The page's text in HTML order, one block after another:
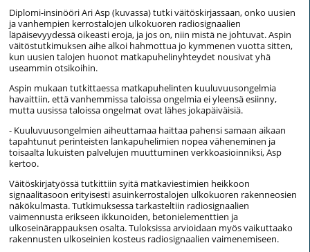
Diplomi-insinööri Ari Asp (kuvassa) tutki väitöskirjassaan, onko uusien
ja vanhempien kerrostalojen ulkokuoren radiosignaalien
läpäisevyydessä oikeasti eroja, ja jos on, niin mistä ne johtuvat. Aspin
väitöstutkimuksen aihe alkoi hahmottua jo kymmenen vuotta sitten,
kun uusien talojen huonot matkapuhelinyhteydet nousivat yhä
useammin otsikoihin.
Aspin mukaan tutkittaessa matkapuhelinten kuuluvuusongelmia
havaittiin, että vanhemmissa taloissa ongelmia ei yleensä esiinny,
mutta uusissa taloissa ongelmat ovat lähes jokapäiväisiä.
- Kuuluvuusongelmien aiheuttamaa haittaa pahensi samaan aikaan
tapahtunut perinteisten lankapuhelimien nopea väheneminen ja
toisaalta lukuisten palvelujen muuttuminen verkkoasioinniksi, Asp
kertoo.
Väitöskirjatyössä tutkittiin syitä matkaviestimien heikkoon
signaalitasoon erityisesti asuinkerrostalojen ulkokuoren rakenneosien
näkökulmasta. Tutkimuksessa tarkasteltiin radiosignaalien
vaimennusta erikseen ikkunoiden, betonielementtien ja
ulkoseinärappauksen osalta. Tuloksissa arvioidaan myös vaikuttaako
rakennusten ulkoseinien kosteus radiosignaalien vaimenemiseen.